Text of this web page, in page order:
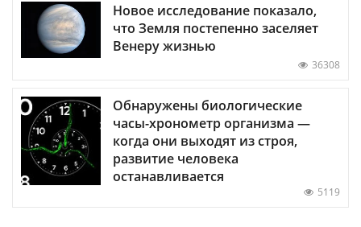
Новое исследование показало,
что Земля постепенно заселяет
Венеру жизнью
36308
Обнаружены биологические
часы-хронометр организма —
когда они выходят из строя,
развитие человека
останавливается
5119